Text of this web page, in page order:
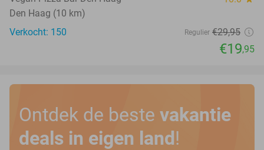
Den Haag (10 km)
Verkocht: 150
Regulier €29,95
€19,95
Ontdek de beste vakantie
deals in eigen land!